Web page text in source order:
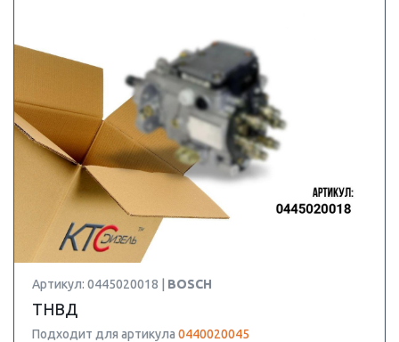
Артикул: 0445020018 | BOSCH
ТНВД
Подходит для артикула 0440020045